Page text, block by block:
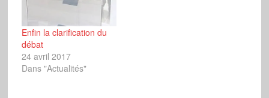
Enfin la clarification du
débat
24 avril 2017
Dans "Actualités"